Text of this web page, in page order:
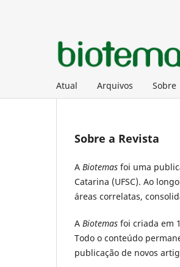
Atual Arquivos Sobre
Sobre a Revista
A Biotemas foi uma
Catarina (UFSC). Ao
áreas correlatas,
A Biotemas foi criada em
Todo o conteúdo
publicação de novos